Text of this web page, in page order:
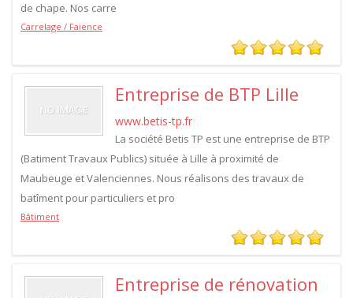
de chape. Nos carre
Carrelage / Faience
Entreprise de BTP Lille
www.betis-tp.fr
La société Betis TP est une entreprise de BTP
(Batiment Travaux Publics) située à Lille à proximité de
Maubeuge et Valenciennes. Nous réalisons des travaux de
batîment pour particuliers et pro
Bâtiment
Entreprise de rénovation